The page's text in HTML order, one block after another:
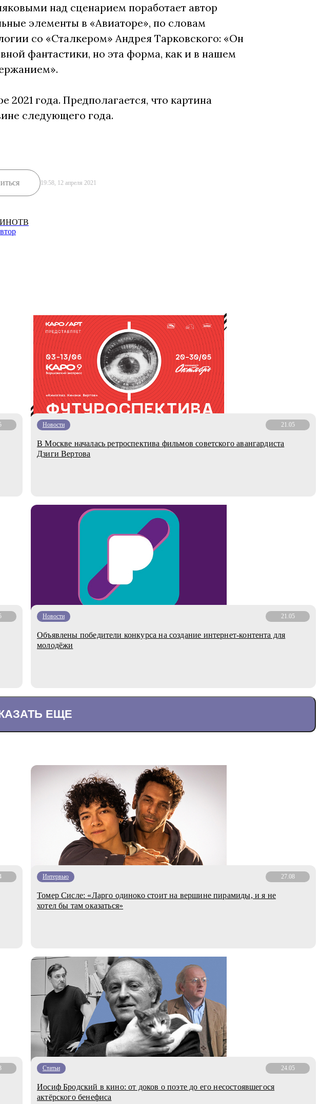
над сценарием поработает автор
элементы в «Авиаторе», по словам
со «Сталкером» Андрея Тарковского: «Он
фантастики, но эта форма, как и в нашем
2021 года. Предполагается, что картина
следующего года.
19:58, 12 апреля 2021
Новости 21.05
В Москве началась ретроспектива фильмов советского авангардиста
Дзиги Вертова
Новости 21.05
Объявлены победители конкурса на создание интернет-контента для
молодёжи
ЕЩЕ
Интервью 27.08
Томер Сисле: «Ларго одиноко стоит на вершине пирамиды, и я не
хотел бы там оказаться»
Статьи 24.05
Иосиф Бродский в кино: от доков о поэте до его несостоявшегося
актёрского бенефиса